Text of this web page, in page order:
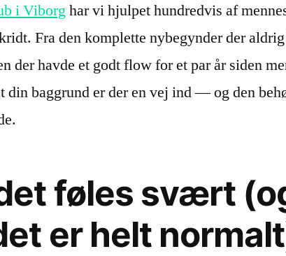
i Viborghar vi hjulpet hundredvis af
Fra den komplette nybegynder der
der havde et godt flow for et par år siden
din baggrund er der en vej ind — og den
føles svært
er helt